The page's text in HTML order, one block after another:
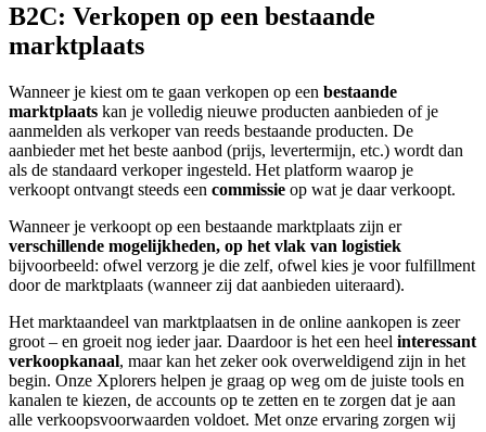
B2C: Verkopen op een bestaande
marktplaats
Wanneer je kiest om te gaan verkopen op een bestaande
marktplaats kan je volledig nieuwe producten aanbieden of je
aanmelden als verkoper van reeds bestaande producten. De
aanbieder met het beste aanbod (prijs, levertermijn, etc.) wordt dan
als de standaard verkoper ingesteld. Het platform waarop je
verkoopt ontvangt steeds een commissie op wat je daar verkoopt.
Wanneer je verkoopt op een bestaande marktplaats zijn er
verschillende mogelijkheden, op het vlak van logistiek
bijvoorbeeld: ofwel verzorg je die zelf, ofwel kies je voor fulfillment
door de marktplaats (wanneer zij dat aanbieden uiteraard).
Het marktaandeel van marktplaatsen in de online aankopen is zeer
groot – en groeit nog ieder jaar. Daardoor is het een heel interessant
verkoopkanaal, maar kan het zeker ook overweldigend zijn in het
begin. Onze Xplorers helpen je graag op weg om de juiste tools en
kanalen te kiezen, de accounts op te zetten en te zorgen dat je aan
alle verkoopsvoorwaarden voldoet. Met onze ervaring zorgen wij